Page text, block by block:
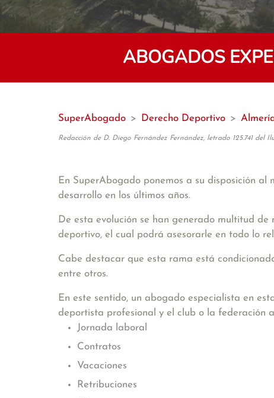
ABOGADOS
SuperAbogado > Derecho Deportivo >
Redacción de D. Diego Fernández Fernández, letrado 125.741 del
En SuperAbogado ponemos a su disposición
desarrollo en los últimos años.
De esta evolución se han generado multitud
deportivo, el cual podrá asesorarle en todo lo
Cabe destacar que esta rama está
entre otros.
En este sentido, un abogado especialista en
deportista profesional y el club o la federación
Jornada laboral
Contratos
Vacaciones
Retribuciones